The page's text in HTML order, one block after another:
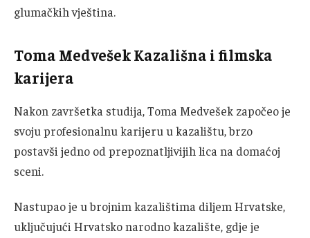
glumačkih vještina.
Toma Medvešek Kazališna i filmska
karijera
Nakon završetka studija, Toma Medvešek započeo je
svoju profesionalnu karijeru u kazalištu, brzo
postavši jedno od prepoznatljivijih lica na domaćoj
sceni.
Nastupao je u brojnim kazalištima diljem Hrvatske,
uključujući Hrvatsko narodno kazalište, gdje je